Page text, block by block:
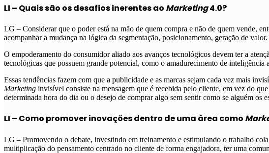
LI – Quais são os desafios inerentes ao Marketing4.0?
LG – Considerar que o poder está na mão de quem compra e não de quem vende,
acompanhar a mudança na lógica da segmentação, posicionamento, geração de
O empoderamento do consumidor aliado aos avanços tecnológicos devem ter a
tecnológicas que possuem grande potencial, como o amadurecimento de
Essas tendências fazem com que a publicidade e as marcas sejam cada vez mais
Marketing invisível consiste na mensagem que é recebida pelo cliente, em vez do
determinada hora do dia ou o desejo de comprar algo sem sentir como se alguém os
LI – Como promover inovações dentro de uma área como
LG – Promovendo o debate, investindo em treinamento e estimulando o trabalho
multiplicação do pensamento centrado no cliente de forma engajadora, ter uma